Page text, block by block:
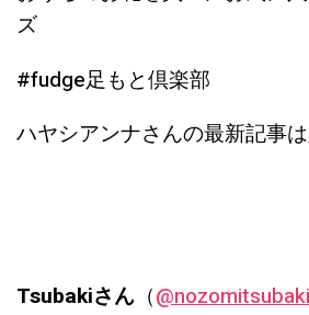
ズ
#fudge足もと倶楽部
ハヤシアンナさんの最新記事は
Tsubakiさん（@nozomitsubaki